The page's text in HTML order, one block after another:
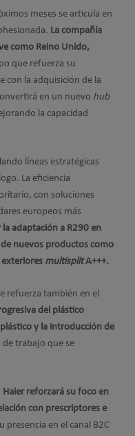
meses se articula en
La compañía
como Reino Unido,
que refuerza su
con la adquisición de la
en un nuevo hub
la capacidad
líneas estratégicas
La eficiencia
con soluciones
europeos más
la adaptación a R290 en
nuevos productos como
multisplitA+++.
refuerza también en el
del plástico
y la introducción de
de trabajo que se
Haier reforzará su foco en
con prescriptores e
presencia en el canal B2C